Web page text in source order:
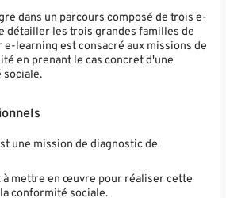
dans un parcours composé de trois e-
détailler les trois grandes familles de
learning est consacré aux missions de
en prenant le cas concret d'une
sociale.
une mission de diagnostic de
à mettre en œuvre pour réaliser cette
conformité sociale.